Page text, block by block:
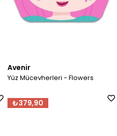
Avenir
Yüz Mücevherleri - Flowers
₺379,90